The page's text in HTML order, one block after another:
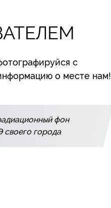
с
о месте нам!
фон
своего города